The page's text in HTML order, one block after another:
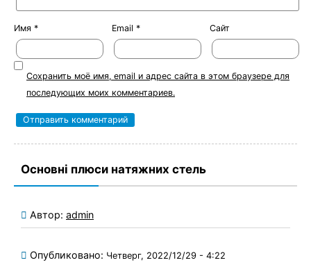
Имя * Email * Сайт
Сохранить моё имя, email и адрес сайта в этом браузере для
последующих моих комментариев.
Основні плюси натяжних стель
Автор: admin
Опубликовано: Четверг, 2022/12/29 - 4:22